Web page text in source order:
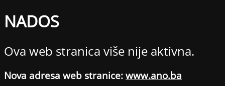
NADOS
Ova web stranica više nije aktivna.
Nova adresa web stranice: www.ano.ba